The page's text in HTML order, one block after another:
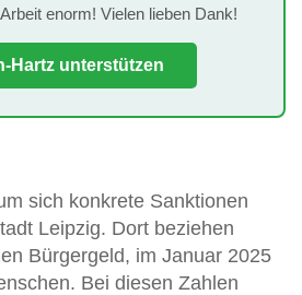
enorm! Vielen lieben Dank!
Hartz unterstützen
sich konkrete Sanktionen
Leipzig. Dort beziehen
Bürgergeld, im Januar 2025
Bei diesen Zahlen